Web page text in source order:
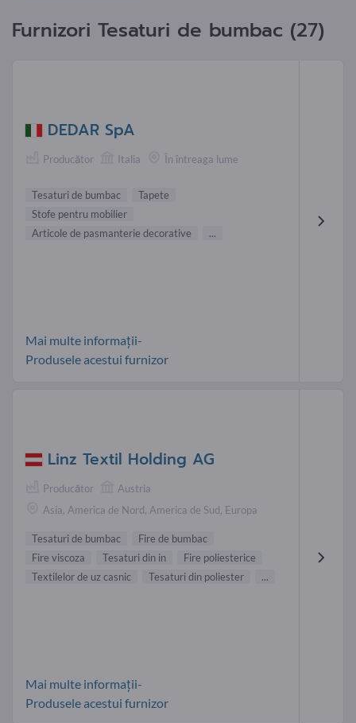
Furnizori Tesaturi de bumbac (27)
DEDAR SpA
Producător Italia În întreaga lume
Tesaturi de bumbac
Tapete
Stofe pentru mobilier
Articole de pasmanterie decorative
...
Mai multe informații-
Produsele acestui furnizor
Linz Textil Holding AG
Producător
Austria
Asia, America de Nord, America de Sud, Europa
Tesaturi de bumbac
Fire de bumbac
Fire viscoza
Tesaturi din in
Fire poliesterice
Textilelor de uz casnic
Tesaturi din poliester ...
Mai multe informații-
Produsele acestui furnizor